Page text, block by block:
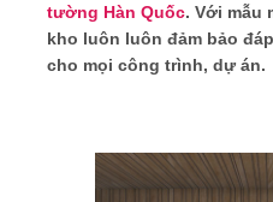
tường Hàn Quốc. Với mẫu
kho luôn luôn đảm bảo
cho mọi công trình, dự án.